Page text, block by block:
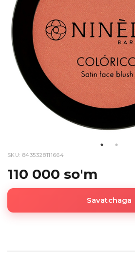
SKU: 8435328111664
110 000 so'm
Savatchaga